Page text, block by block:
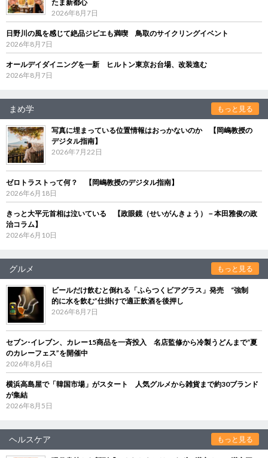
たま新都心
2026年8月7日
日野川の風を感じて絶品ジビエも満喫 鳥取のサイクリングイベント
2026年8月7日
オールデイダイニングを一新 ヒルトン東京お台場、改装進む
2026年8月7日
まめ学 もっと見る
写真に埋まっている位置情報はおっかないのか 【岡嶋教授の
デジタル指南】
2026年7月22日
ゼロトラストって何？ 【岡嶋教授のデジタル指南】
2026年6月18日
きっと大平元首相は泣いている 【政眼鏡（せいがんきょう）－本田雅俊の政
治コラム】
2026年6月10日
グルメ もっと見る
ビールだけ飲むと倒れる「ふらつくビアグラス」発売 “強制
的に水を飲む”仕掛けで適正飲酒を後押し
2026年8月7日
セブン‐イレブン、カレー15商品を一斉投入 名店監修から冷製うどんまで“夏
のカレーフェス”を開催中
2026年8月6日
横浜高島屋で「韓国市場」がスタート 人気グルメから雑貨まで約30ブランド
が集結
2026年8月5日
ヘルスケア もっと見る